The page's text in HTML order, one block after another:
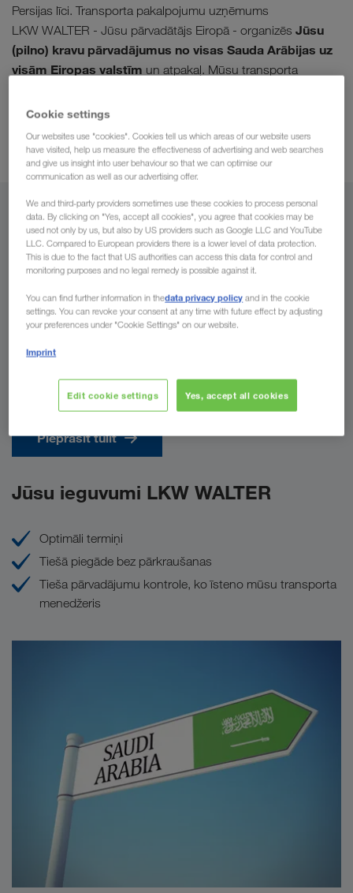
Persijas līci. Transporta pakalpojumu uzņēmums
LKW WALTER - Jūsu pārvadātājs Eiropā - organizēs Jūsu
(pilno) kravu pārvadājumus no visas Sauda Arābijas uz
visām Eiropas valstīm un atpakaļ. Mūsu transporta
nevainojamu pārvadājuma norisi
pārvadājumu termiņiem.
No
Latvija
Uz
Valsts
Pieprasīt tūlīt
Jūsu ieguvumi LKW WALTER
Optimāli termiņi
Tiešā piegāde bez pārkraušanas
Tieša pārvadājumu kontrole, ko īsteno mūsu transporta
menedžeris
Cookie settings
Our websites use "cookies". Cookies tell us which areas of our website users
have visited, help us measure the effectiveness of advertising and web searches
and give us insight into user behaviour so that we can optimise our
communication as well as our advertising offer.
We and third-party providers sometimes use these cookies to process personal
data. By clicking on "Yes, accept all cookies", you agree that cookies may be
used not only by us, but also by US providers such as Google LLC and YouTube
LLC. Compared to European providers there is a lower level of data protection.
This is due to the fact that US authorities can access this data for control and
monitoring purposes and no legal remedy is possible against it.
You can find further information in thedata privacy policy and in the cookie
settings. You can revoke your consent at any time with future effect by adjusting
your preferences under "Cookie Settings" on our website.
Imprint
Edit cookie settings Yes, accept all cookies